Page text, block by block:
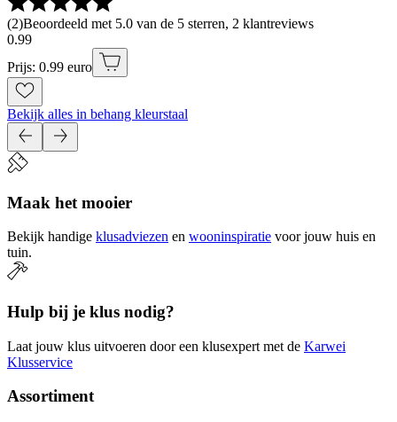
(2)Beoordeeld met 5.0 van de 5 sterren, 2 klantreviews
0.99
Prijs: 0.99 euro
Bekijk alles in behang kleurstaal
Maak het mooier
Bekijk handige klusadviezen en wooninspiratie voor jouw huis en
tuin.
Hulp bij je klus nodig?
Laat jouw klus uitvoeren door een klusexpert met de Karwei
Klusservice
Assortiment